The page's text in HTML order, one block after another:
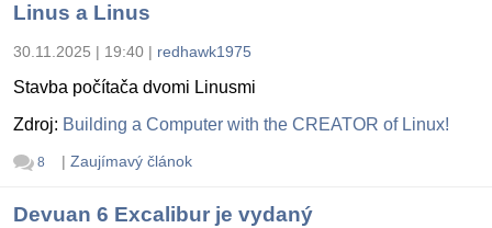
Linus a Linus
30.11.2025 | 19:40 | redhawk1975
Stavba počítača dvomi Linusmi
Zdroj: Building a Computer with the CREATOR of Linux!
8 | Zaujímavý článok
Devuan 6 Excalibur je vydaný